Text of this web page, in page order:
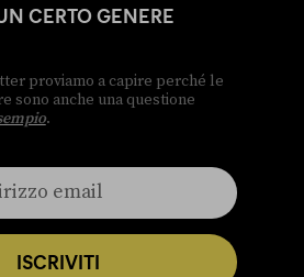
CERTO GENERE
proviamo a capire perché le
sono anche una questione
.
ISCRIVITI